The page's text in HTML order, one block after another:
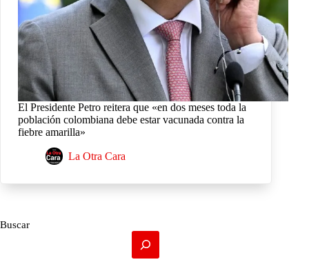
El Presidente Petro reitera que «en dos meses toda la
población colombiana debe estar vacunada contra la
fiebre amarilla»
La Otra Cara
Buscar